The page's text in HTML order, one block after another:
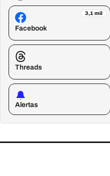
3,1 mil
Facebook
Threads
Alertas